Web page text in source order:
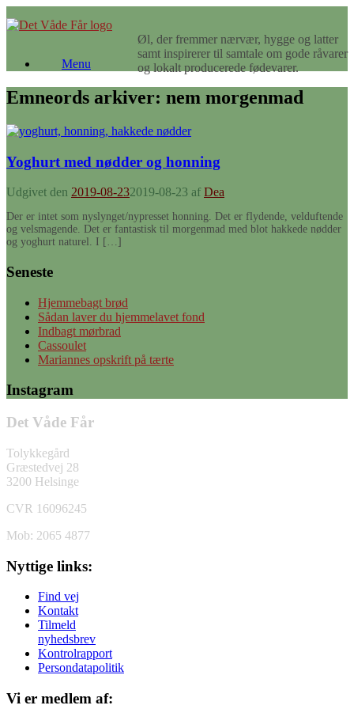
til
Øl, der fremmer nærvær, hygge og latter
samt inspirerer til samtale om gode råvarer
og lokalt producerede fødevarer.
Menu
Emneords arkiver: nem morgenmad
Yoghurt med nødder og honning
Udgivet den 2019-08-232019-08-23 af Dea
Der er intet som nyslynget/nypresset honning. Det er flydende, velduftende
og velsmagende. Det er fantastisk til morgenmad med blot hakkede nødder
og yoghurt naturel. I […]
Seneste
Hjemmebagt brød
Sådan laver du hjemmelavet fond
Indbagt mørbrad
Cassoulet
Mariannes opskrift på tærte
Instagram
Det Våde Får
Tolykkegård
Græstedvej 28
3200 Helsinge
CVR 16096245
Mob: 2065 4877
Nyttige links:
Find vej
Kontakt
Tilmeld
nyhedsbrev
Kontrolrapport
Persondatapolitik
Vi er medlem af: